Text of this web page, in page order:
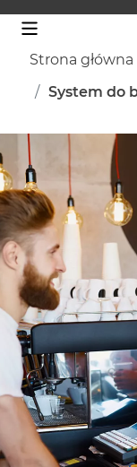
Strona główna
System do